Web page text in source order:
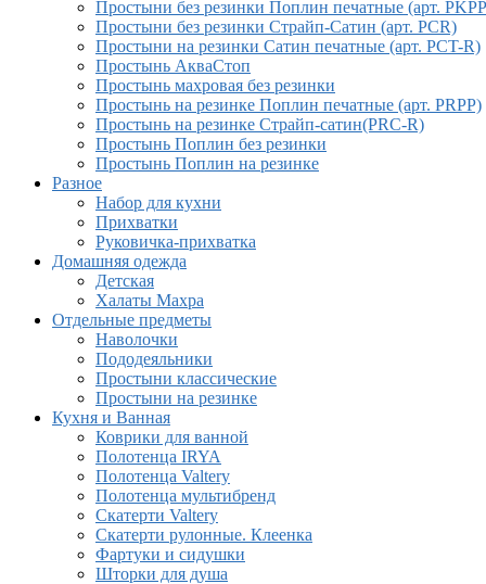
Простыни без резинки Поплин печатные (арт.
Простыни без резинки Страйп-Сатин (арт. PCR)
Простыни на резинки Сатин печатные (арт. PCT-R)
Простынь АкваСтоп
Простынь махровая без резинки
Простынь на резинке Поплин печатные (арт. PRPP)
Простынь на резинке Страйп-сатин(PRC-R)
Простынь Поплин без резинки
Простынь Поплин на резинке
Разное
Набор для кухни
Прихватки
Руковичка-прихватка
Домашняя одежда
Детская
Халаты Махра
Отдельные предметы
Наволочки
Пододеяльники
Простыни классические
Простыни на резинке
Кухня и Ванная
Коврики для ванной
Полотенца IRYA
Полотенца Valtery
Полотенца мультибренд
Скатерти Valtery
Скатерти рулонные. Клеенка
Фартуки и сидушки
Шторки для душа